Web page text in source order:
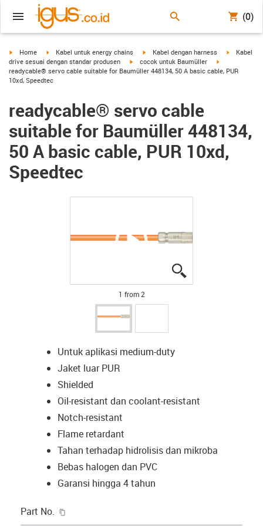
(0)
igus-icon-arrow-right
Home igus-icon-arrow-right
Kabel untuk energy chains igus-icon-arrow-right
Kabel dengan harness igus-icon-
Kabel
drive sesuai dengan standar produsen
igus-icon-arrow-right
cocok untuk Baumüller
readycable® servo cable suitable for Baumüller 448134, 50 A basic cable, PUR
10xd, Speedtec
readycable® servo cable
suitable for Baumüller 448134,
50 A basic cable, PUR 10xd,
Speedtec
1 from 2
Untuk aplikasi medium-duty
Jaket luar PUR
Shielded
Oil-resistant dan coolant-resistant
Notch-resistant
Flame retardant
Tahan terhadap hidrolisis dan mikroba
Bebas halogen dan PVC
Garansi hingga 4 tahun
Part No.